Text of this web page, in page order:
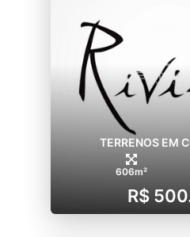
TERRENOS EM
606m²
R$